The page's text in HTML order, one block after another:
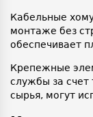
Кабельные
монтаже без
обеспечивает
Крепежные
службы за счет
сырья, могут